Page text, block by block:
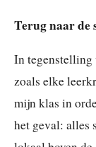
Terug naar de
In
zoals elke
mijn klas in
het geval: alles